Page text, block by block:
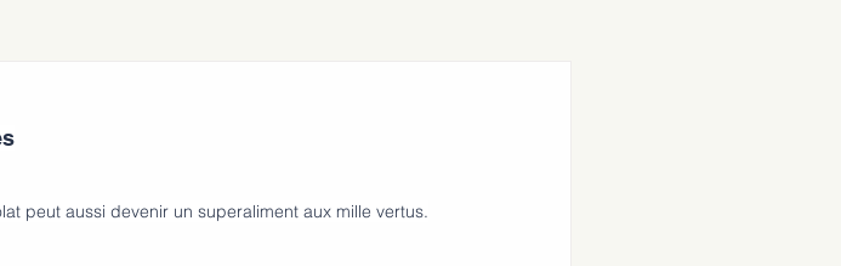
peut aussi devenir un superaliment aux mille vertus.